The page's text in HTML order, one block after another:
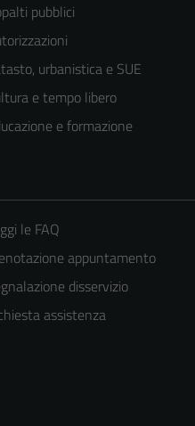
pubblici
urbanistica e SUE
e tempo libero
e formazione
le FAQ
appuntamento
disservizio
assistenza